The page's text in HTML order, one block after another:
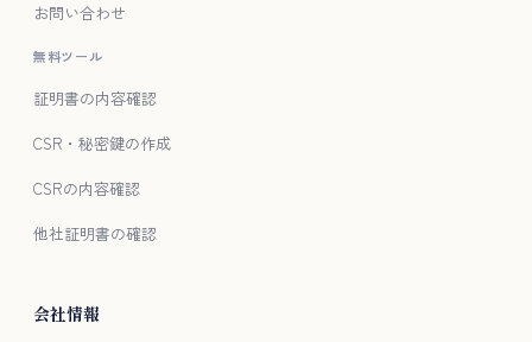
お問い合わせ
無料ツール
証明書の内容確認
CSR・秘密鍵の作成
CSRの内容確認
他社証明書の確認
会社情報